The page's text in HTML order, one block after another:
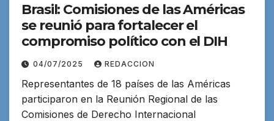
Brasil: Comisiones de las Américas
se reunió para fortalecer el
compromiso político con el DIH
04/07/2025 REDACCION
Representantes de 18 países de las Américas
participaron en la Reunión Regional de las
Comisiones de Derecho Internacional